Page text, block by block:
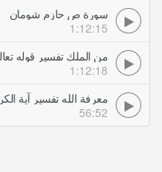
سورة ص حازم شومان
1:12:15
1:12:18
معرفة الله تفسير آية
56:52